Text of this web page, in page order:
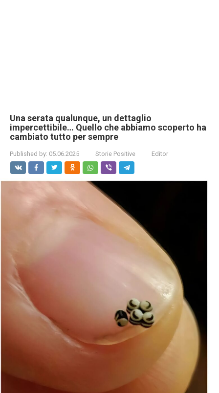
Una serata qualunque, un dettaglio
impercettibile… Quello che abbiamo scoperto ha
cambiato tutto per sempre
Published by: 05.06.2025 Storie Positive Editor